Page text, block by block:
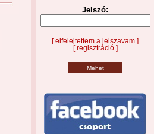
Jelszó:
[ elfelejtettem a jelszavam ]
[ regisztráció ]